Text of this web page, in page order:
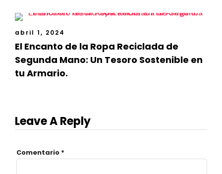
abril 1, 2024
El Encanto de la Ropa Reciclada de
Segunda Mano: Un Tesoro Sostenible en
tu Armario.
Leave A Reply
Comentario *